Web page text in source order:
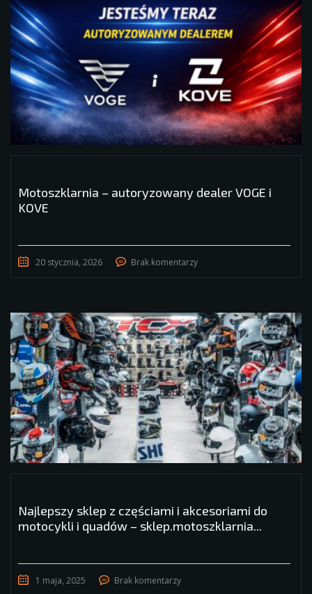
Motoszklarnia – autoryzowany dealer VOGE i
KOVE
20 stycznia, 2026 Brak komentarzy
Najlepszy sklep z częściami i akcesoriami do
motocykli i quadów – sklep.motoszklarnia...
1 maja, 2025 Brak komentarzy